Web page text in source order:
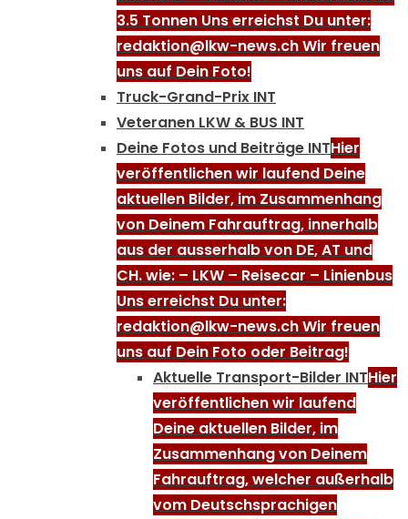
3.5 Tonnen Uns erreichst Du unter:
redaktion@lkw-news.ch Wir freuen
uns auf Dein Foto!
Truck-Grand-Prix INT
Veteranen LKW & BUS INT
Deine Fotos und Beiträge INTHier
veröffentlichen wir laufend Deine
aktuellen Bilder, im Zusammenhang
von Deinem Fahrauftrag, innerhalb
aus der ausserhalb von DE, AT und
CH. wie: – LKW – Reisecar – Linienbus
Uns erreichst Du unter:
redaktion@lkw-news.ch Wir freuen
uns auf Dein Foto oder Beitrag!
Aktuelle Transport-Bilder INTHier
veröffentlichen wir laufend
Deine aktuellen Bilder, im
Zusammenhang von Deinem
Fahrauftrag, welcher außerhalb
vom Deutschsprachigen